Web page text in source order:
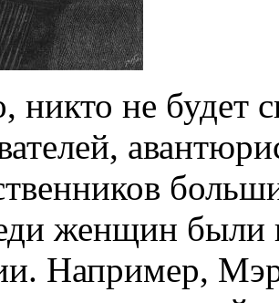
никто не будет
женщин были
Например,